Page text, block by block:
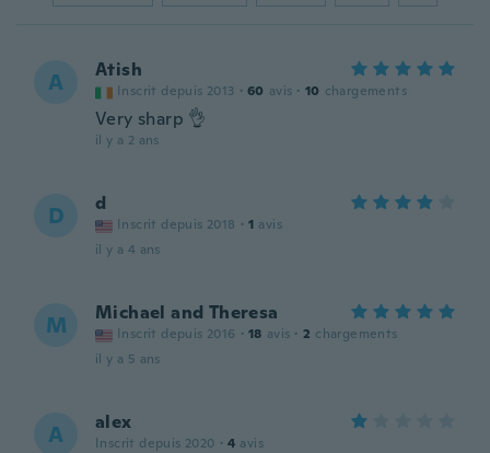
A Atish
Inscrit depuis 2013 · 60 avis · 10 chargements
Very sharp 👌
il y a 2 ans
D d
Inscrit depuis 2018 · 1 avis
il y a 4 ans
M Michael and Theresa
Inscrit depuis 2016 · 18 avis · 2 chargements
il y a 5 ans
A alex
Inscrit depuis 2020 · 4 avis